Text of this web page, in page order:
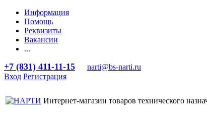
Информация
Помощь
Реквизиты
Вакансии
...
+7 (831) 411-11-15
narti@bs-narti.ru
Вход Регистрация
Интернет-магазин товаров технического